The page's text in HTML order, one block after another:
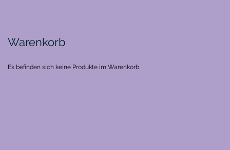
Warenkorb
Es befinden sich keine Produkte im Warenkorb.